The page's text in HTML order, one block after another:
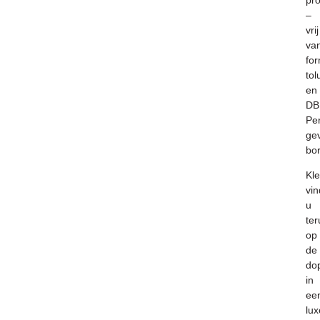
–
vrij
en
K
u
op
de
in